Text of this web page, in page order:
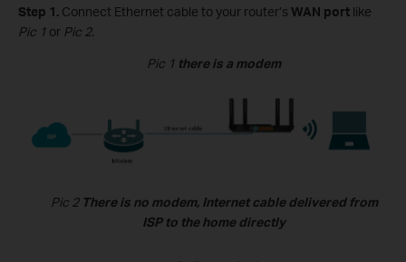
Step 1. Connect Ethernet cable toyour router’s WAN port like
Pic 1 or Pic 2.
Pic 1 there is a modem
Pic 2 There is no modem, Internet cable delivered from
ISP to the home directly